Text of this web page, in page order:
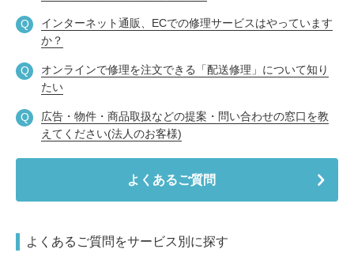
お問い合わせ
採用情報
CLOSE
インターネット通販、ECでの修理サービスはやっています
か？
オンラインで修理を注文できる「配送修理」について知り
たい
広告・物件・商品取扱などの提案・問い合わせの窓口を教
えてください(法人のお客様)
よくあるご質問
よくあるご質問をサービス別に探す